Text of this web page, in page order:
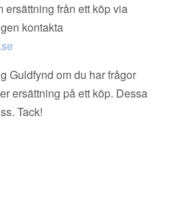
ersättning från ett köp via
kontakta
Guldfynd om du har frågor
ersättning på ett köp. Dessa
Tack!